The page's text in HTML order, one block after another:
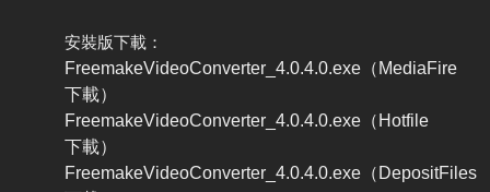
安裝版下載：
FreemakeVideoConverter_4.0.4.0.exe（MediaFire
下載）
FreemakeVideoConverter_4.0.4.0.exe（Hotfile
下載）
FreemakeVideoConverter_4.0.4.0.exe（DepositFiles